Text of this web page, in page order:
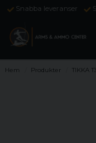
Snabba leveranser
Hem Produkter TIKKA